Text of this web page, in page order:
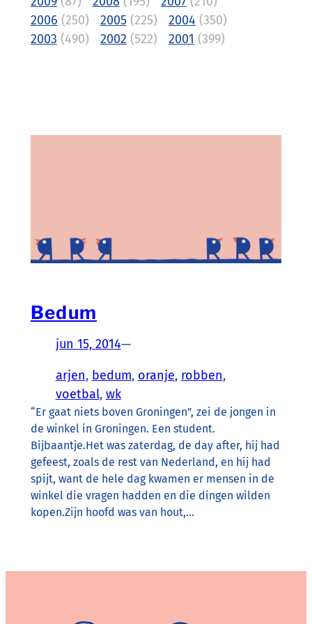
2006 (250) 2005(225) 2004 (350)
2003 (490) 2002 (522) 2001 (399)
Bedum
jun 15, 2014—
arjen, bedum, oranje, robben ,
voetbal, wk
“Er gaat niets boven Groningen”, zei de jongen in
de winkel in Groningen. Een student.
Bijbaantje.Het was zaterdag, de day after, hij had
gefeest, zoals de rest van Nederland, en hij had
spijt, want de hele dag kwamen er mensen in de
winkel die vragen hadden en die dingen wilden
kopen.Zijn hoofd was van hout,…